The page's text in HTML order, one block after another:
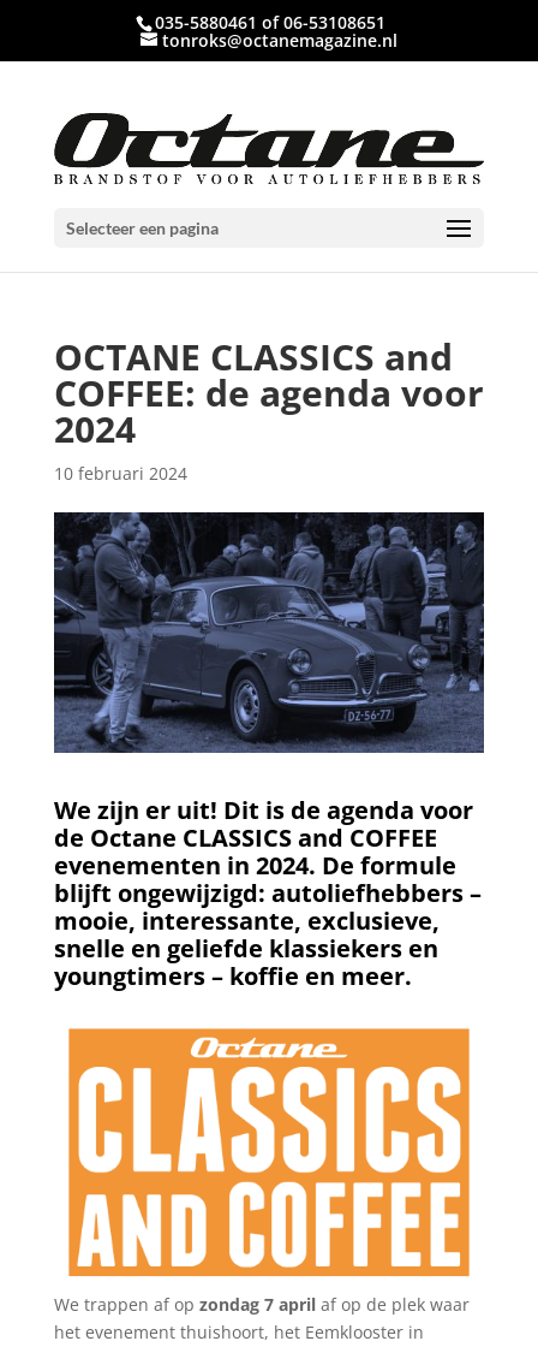
035-5880461 of 06-53108651
tonroks@octanemagazine.nl
Selecteer een pagina
OCTANE CLASSICS and
COFFEE: de agenda voor
2024
10 februari 2024
We zijn er uit! Dit is de agenda voor
de Octane CLASSICS and COFFEE
evenementen in 2024. De formule
blijft ongewijzigd: autoliefhebbers –
mooie, interessante, exclusieve,
snelle en geliefde klassiekers en
youngtimers – koffie en meer.
We trappen af op zondag 7 aprilaf op de plek waar
het evenement thuishoort, het Eemklooster in